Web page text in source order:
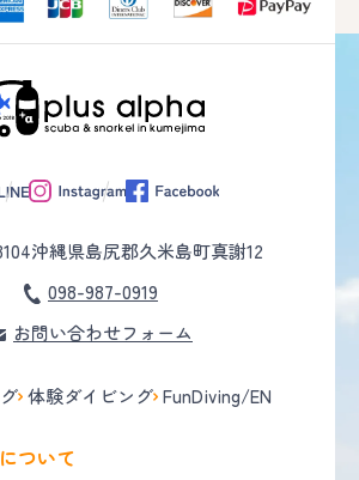
沖縄県島尻郡久米島町真謝12
098-987-0919
お問い合わせフォーム
体験ダイビング FunDiving/EN
ついて